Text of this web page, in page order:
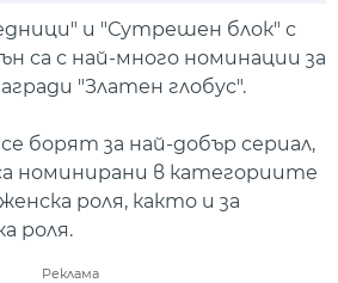
и "Сутрешен блок" с
са с най-много номинации за
"Златен глобус".
борят за най-добър сериал,
номинирани в категориите
роля, както и за
роля.
Реклама